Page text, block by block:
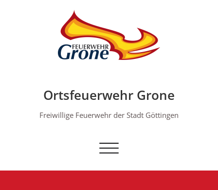
Ortsfeuerwehr Grone
Freiwillige Feuerwehr der Stadt Göttingen
Schalte Navigation